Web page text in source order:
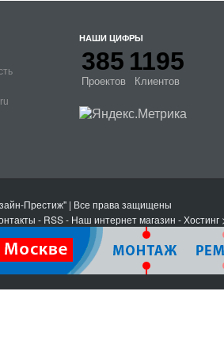
НАШИ ЦИФРЫ
385
Проектов
1195
Клиентов
Престиж" | Все права защищены
- RSS- Наш интернет магазин -Хостинг